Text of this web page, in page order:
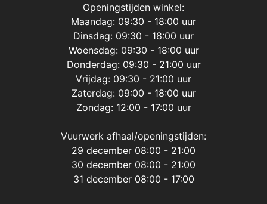
Openingstijden winkel:
Maandag: 09:30 - 18:00 uur
Dinsdag: 09:30 - 18:00 uur
Woensdag: 09:30 - 18:00 uur
Donderdag: 09:30 - 21:00 uur
Vrijdag: 09:30 - 21:00 uur
Zaterdag: 09:00 - 18:00 uur
Zondag: 12:00 - 17:00 uur
Vuurwerk afhaal/openingstijden:
29 december 08:00 - 21:00
30 december 08:00 - 21:00
31 december 08:00 - 17:00